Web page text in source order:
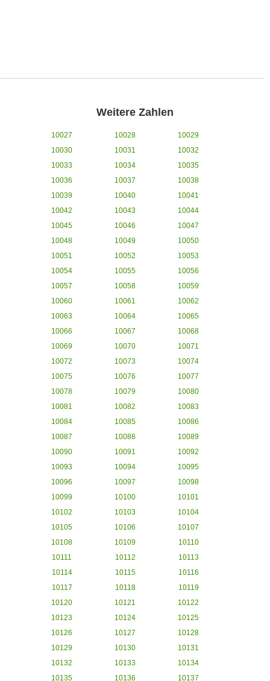
Weitere Zahlen
10027 10028
10029
10030
10031
10032
10033
10034
10035
10036
10037
10038
10039
10040
10041
10042
10043
10044
10045
10046
10047
10048
10049
10050
10051
10052
10053
10054
10055
10056
10057
10058
10059
10060
10061
10062
10063
10064
10065
10066
10067
10068
10069
10070
10071
10072
10073
10074
10075
10076
10077
10078
10079
10080
10081
10082
10083
10084
10085
10086
10087
10088
10089
10090
10091
10092
10093
10094
10095
10096
10097
10098
10099
10100
10101
10102
10103
10104
10105
10106
10107
10108
10109
10110
10111
10112
10113
10114
10115
10116
10117
10118
10119
10120
10121
10122
10123
10124
10125
10126
10127
10128
10129
10130
10131
10132
10133
10134
10135
10136 10137